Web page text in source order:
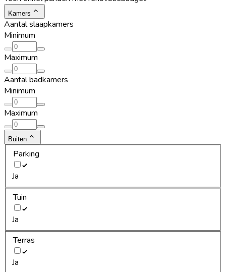
Kamers
Aantal slaapkamers
Minimum
Maximum
Aantal badkamers
Minimum
Maximum
Buiten
Parking
Ja
Tuin
Ja
Terras
Ja